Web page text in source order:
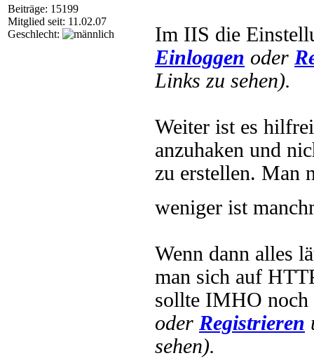
Beiträge: 15199
Mitglied seit: 11.02.07
Geschlecht:
Im IIS die
Einloggen oder
Links zu sehen).
Weiter ist es
anzuhaken und
zu erstellen. Man
weniger ist
Wenn dann alles
man sich auf
sollte IMHO
oder Registrieren
sehen).